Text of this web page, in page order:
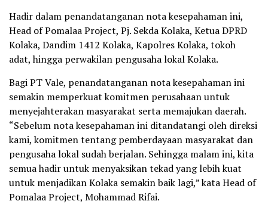
Hadir dalam penandatanganan nota kesepahaman ini,
Head of Pomalaa Project, Pj. Sekda Kolaka, Ketua DPRD
Kolaka, Dandim 1412 Kolaka, Kapolres Kolaka, tokoh
adat, hingga perwakilan pengusaha lokal Kolaka.
Bagi PT Vale, penandatanganan nota kesepahaman ini
semakin memperkuat komitmen perusahaan untuk
menyejahterakan masyarakat serta memajukan daerah.
“Sebelum nota kesepahaman ini ditandatangi oleh direksi
kami, komitmen tentang pemberdayaan masyarakat dan
pengusaha lokal sudah berjalan. Sehingga malam ini, kita
semua hadir untuk menyaksikan tekad yang lebih kuat
untuk menjadikan Kolaka semakin baik lagi,” kata Head of
Pomalaa Project, Mohammad Rifai.